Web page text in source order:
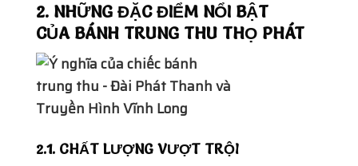
2. NHỮNG ĐẶC ĐIỂM NỔI BẬT
CỦA BÁNH TRUNG THU THỌ PHÁT
2.1. CHẤT LƯỢNG VƯỢT TRỘI